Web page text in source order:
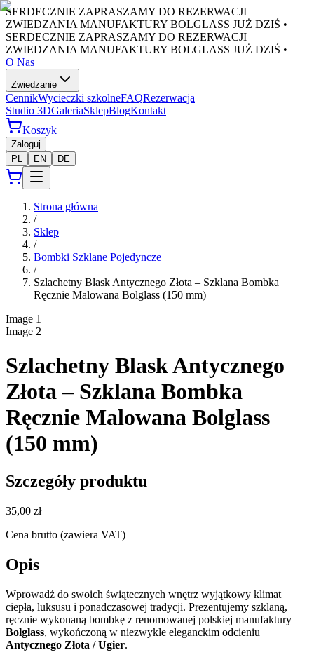
SERDECZNIE ZAPRASZAMY DO REZERWACJI
ZWIEDZANIA MANUFAKTURY BOLGLASS JUŻ DZIŚ •
SERDECZNIE ZAPRASZAMY DO REZERWACJI
ZWIEDZANIA MANUFAKTURY BOLGLASS JUŻ DZIŚ •
O Nas
Zwiedzanie
CennikWycieczki szkolneFAQRezerwacja
Studio 3DGaleriaSklepBlogKontakt
Koszyk
Zaloguj
PL
EN DE
Strona główna
/
Sklep
/
Bombki Szklane Pojedyncze
/
Szlachetny Blask Antycznego Złota – Szklana Bombka
Ręcznie Malowana Bolglass (150 mm)
Image 1
Image 2
Szlachetny Blask Antycznego
Złota – Szklana Bombka
Ręcznie Malowana Bolglass
(150 mm)
Szczegóły produktu
35,00 zł
Cena brutto (zawiera VAT)
Opis
Wprowadź do swoich świątecznych wnętrz wyjątkowy klimat
ciepła, luksusu i ponadczasowej tradycji. Prezentujemy szklaną,
ręcznie wykonaną bombkę z renomowanej polskiej manufaktury
Bolglass, wykończoną w niezwykle eleganckim odcieniu
Antycznego Złota / Ugier.